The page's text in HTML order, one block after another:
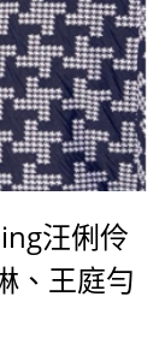
汪俐伶
、王庭勻